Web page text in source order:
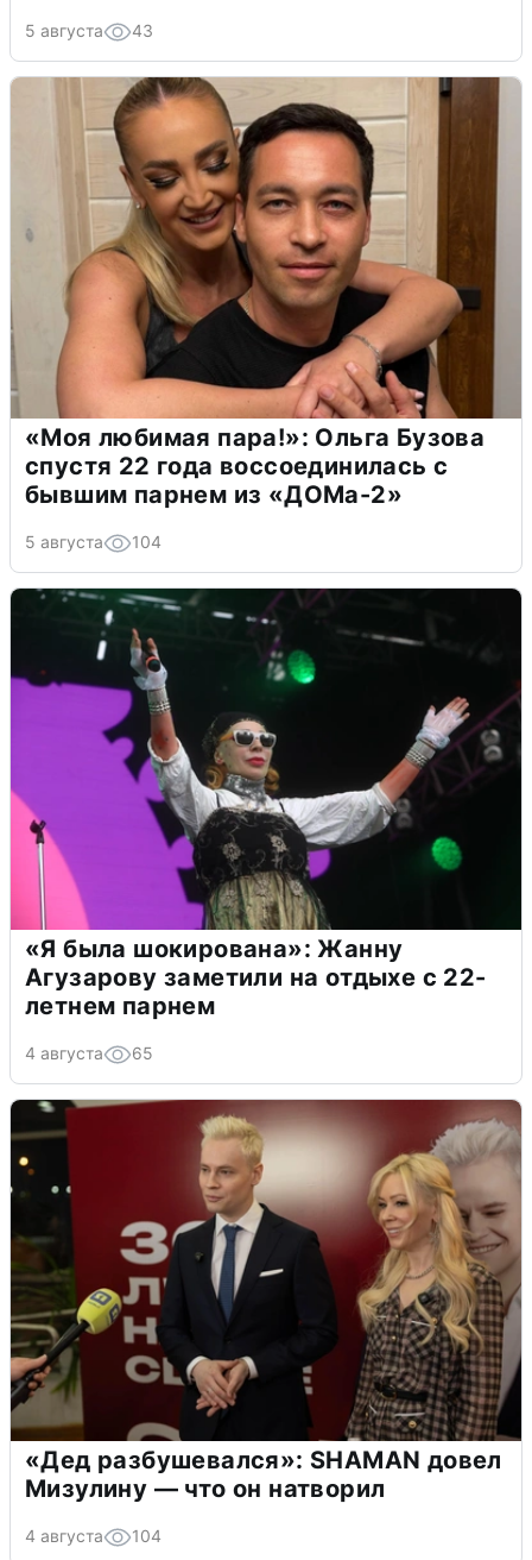
5 августа 43
«Моя любимая пара!»: Ольга Бузова
спустя 22 года воссоединилась с
бывшим парнем из «ДОМа-2»
5 августа 104
«Я была шокирована»: Жанну
Агузарову заметили на отдыхе с 22-
летнем парнем
4 августа 65
«Дед разбушевался»: SHAMAN довел
Мизулину — что он натворил
4 августа 104